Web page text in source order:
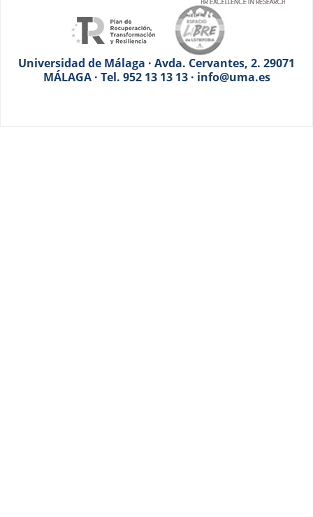
Universidad de Málaga · Avda. Cervantes, 2. 29071
MÁLAGA · Tel. 952 13 13 13 · info@uma.es